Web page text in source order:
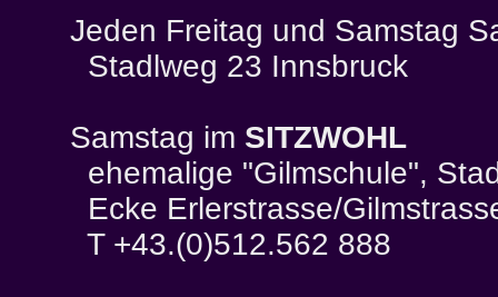
Jeden Freitag und Samstag
Stadlweg 23 Innsbruck
Samstag im SITZWOHL
ehemalige "Gilmschule",
Ecke Erlerstrasse/
T +43.(0)512.562 888